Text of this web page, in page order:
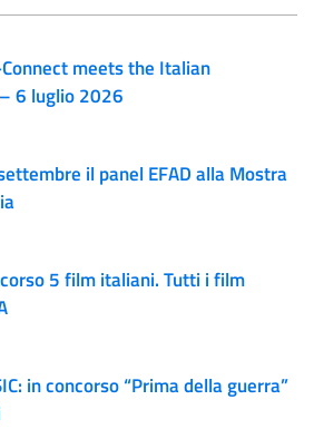
meets the Italian
6 luglio 2026
il panel EFAD alla Mostra
5 film italiani. Tutti i film
in concorso “Prima della guerra”